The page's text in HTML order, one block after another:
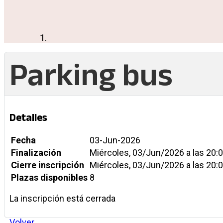
Parking bus
Detalles
Fecha
03-Jun-2026
Finalización
Miércoles, 03/Jun/2026 a las
Cierre inscripción
Miércoles, 03/Jun/2026 a las
Plazas disponibles 8
La inscripción está cerrada